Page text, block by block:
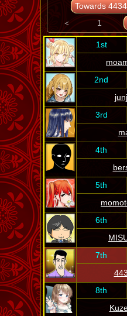
Towards
＜
1
1st
2nd
3rd
4th
5th
6th
7th
8th